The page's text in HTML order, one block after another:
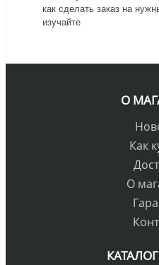
как сделать заказ на
изучайте
О
Как
О